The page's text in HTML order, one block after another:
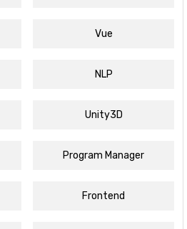
Vue
NLP
Unity3D
Program Manager
Frontend